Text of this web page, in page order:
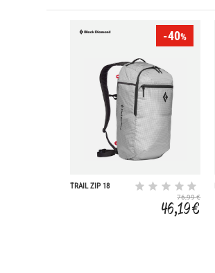
-40%
TRAIL ZIP 18
76,99 €
46,19 €